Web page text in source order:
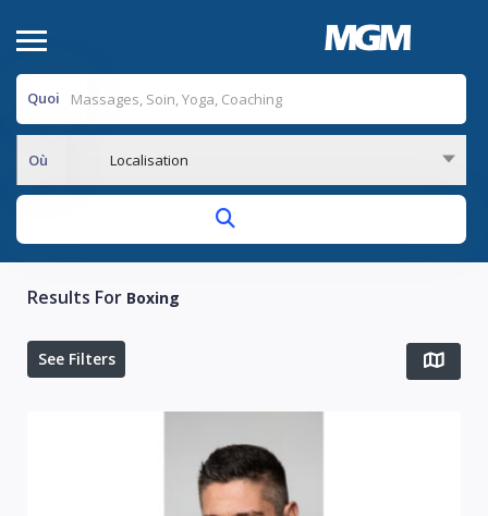
Quoi
Où Localisation
Results For Boxing
See Filters